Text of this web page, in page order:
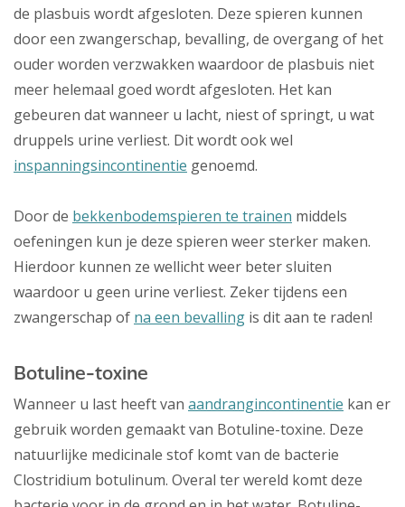
de plasbuis wordt afgesloten. Deze spieren kunnen
door een zwangerschap, bevalling, de overgang of het
ouder worden verzwakken waardoor de plasbuis niet
meer helemaal goed wordt afgesloten. Het kan
gebeuren dat wanneer u lacht, niest of springt, u wat
druppels urine verliest. Dit wordt ook wel
inspanningsincontinentie genoemd.
Door de bekkenbodemspieren te trainen middels
oefeningen kun je deze spieren weer sterker maken.
Hierdoor kunnen ze wellicht weer beter sluiten
waardoor u geen urine verliest. Zeker tijdens een
zwangerschap of na een bevalling is dit aan te raden!
Botuline-toxine
Wanneer u last heeft van aandrangincontinentie kan er
gebruik worden gemaakt van Botuline-toxine. Deze
natuurlijke medicinale stof komt van de bacterie
Clostridium botulinum. Overal ter wereld komt deze